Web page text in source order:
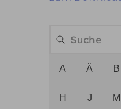
A Ä B
H J M